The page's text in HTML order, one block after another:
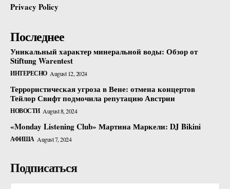
Privacy Policy
Последнее
Уникальный характер минеральной воды: Обзор от
Stiftung Warentest
ИНТЕРЕСНО August 12, 2024
Террористическая угроза в Вене: отмена концертов
Тейлор Свифт подмочила репутацию Австрии
НОВОСТИ August 8, 2024
«Monday Listening Club» Мартина Маркели: DJ Bikini
АФИША August 7, 2024
Подписаться